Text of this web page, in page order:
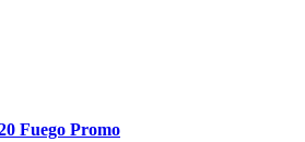
Fuego Promo